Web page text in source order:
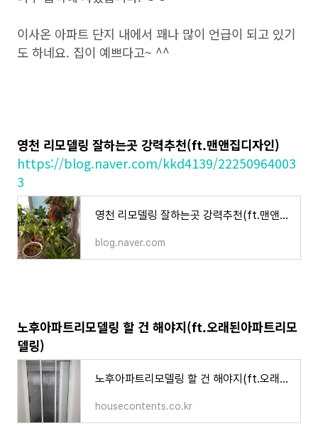
이사온 아파트 단지 내에서 꽤나 많이 언급이 되고 있기
도 하네요. 집이 예쁘다고~ ^^
영천 리모델링 잘하는곳 강력추천(ft.맨앤집디자인)
https://blog.naver.com/kkd4139/22250964003
3
영천 리모델링 잘하는곳 강력추천(ft.맨앤집디자인)
blog.naver.com
노후아파트리모델링 할 건 해야지(ft.오래된아파트리모
델링)
노후아파트리모델링 할 건 해야지(ft.오래된아파트리모델링)
housecontents.co.kr